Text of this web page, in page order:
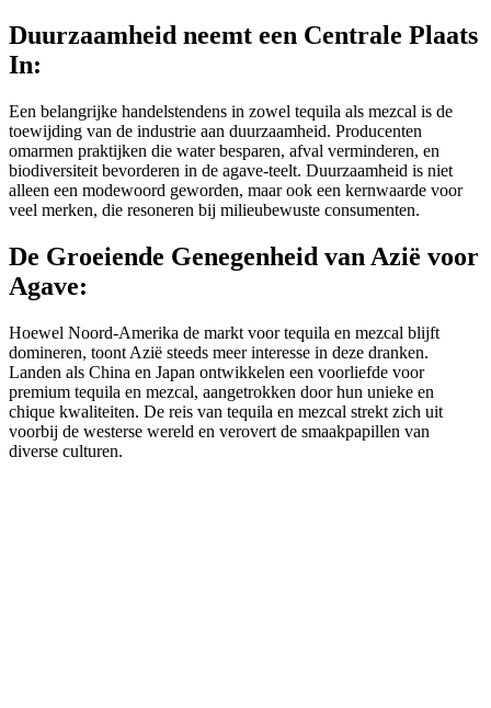
Duurzaamheid neemt een Centrale Plaats
In:
Een belangrijke handelstendens in zowel tequila als mezcal is de
toewijding van de industrie aan duurzaamheid. Producenten
omarmen praktijken die water besparen, afval verminderen, en
biodiversiteit bevorderen in de agave-teelt. Duurzaamheid is niet
alleen een modewoord geworden, maar ook een kernwaarde voor
veel merken, die resoneren bij milieubewuste consumenten.
De Groeiende Genegenheid van Azië voor
Agave:
Hoewel Noord-Amerika de markt voor tequila en mezcal blijft
domineren, toont Azië steeds meer interesse in deze dranken.
Landen als China en Japan ontwikkelen een voorliefde voor
premium tequila en mezcal, aangetrokken door hun unieke en
chique kwaliteiten. De reis van tequila en mezcal strekt zich uit
voorbij de westerse wereld en verovert de smaakpapillen van
diverse culturen.